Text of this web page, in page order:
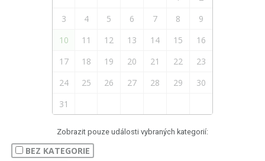
3
4 5 6 7 8
9
10
11 12 13 14 15
16
17
18 19 20 21 22
23
24
25 26 27 28 29
30
31
Zobrazit pouze události vybraných kategorií:
BEZ KATEGORIE